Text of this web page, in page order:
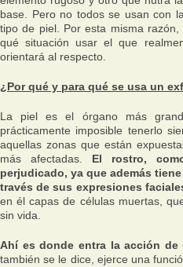
base. Pero no todos se usan con
tipo de piel. Por esta misma
qué situación usar el que
orientará al respecto.
¿Por qué y para qué se usa un
La piel es el órgano más
prácticamente imposible tenerlo
aquellas zonas que están
más afectadas. El rostro,
perjudicado, ya que además
través de sus expresiones
en él capas de células muertas,
sin vida.
Ahí es donde entra la acción de
también se le dice, ejerce una